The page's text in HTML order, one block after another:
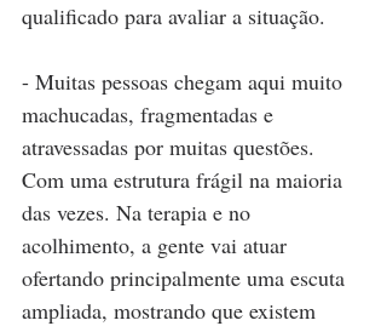
qualificado para avaliar a situação.
- Muitas pessoas chegam aqui muito
machucadas, fragmentadas e
atravessadas por muitas questões.
Com uma estrutura frágil na maioria
das vezes. Na terapia e no
acolhimento, a gente vai atuar
ofertando principalmente uma escuta
ampliada, mostrando que existem